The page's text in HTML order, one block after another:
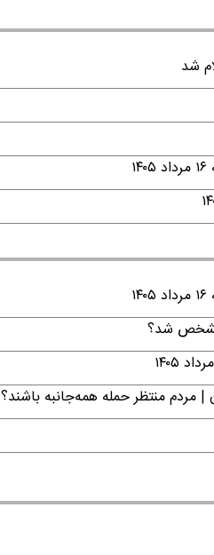
مشخص شد؟
مردم منتظر حمله همه‌جانبه باشند؟